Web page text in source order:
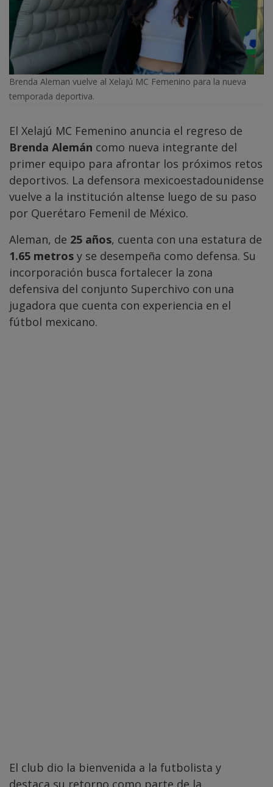
Brenda Aleman vuelve al Xelajú MC Femenino para la nueva
temporada deportiva.
El Xelajú MC Femenino anuncia el regreso de
Brenda Alemán como nueva integrante del
primer equipo para afrontar los próximos retos
deportivos. La defensora mexicoestadounidense
vuelve a la institución altense luego de su paso
por Querétaro Femenil de México.
Aleman, de 25 años, cuenta con una estatura de
1.65 metros y se desempeña como defensa. Su
incorporación busca fortalecer la zona
defensiva del conjunto Superchivo con una
jugadora que cuenta con experiencia en el
fútbol mexicano.
El club dio la bienvenida a la futbolista y